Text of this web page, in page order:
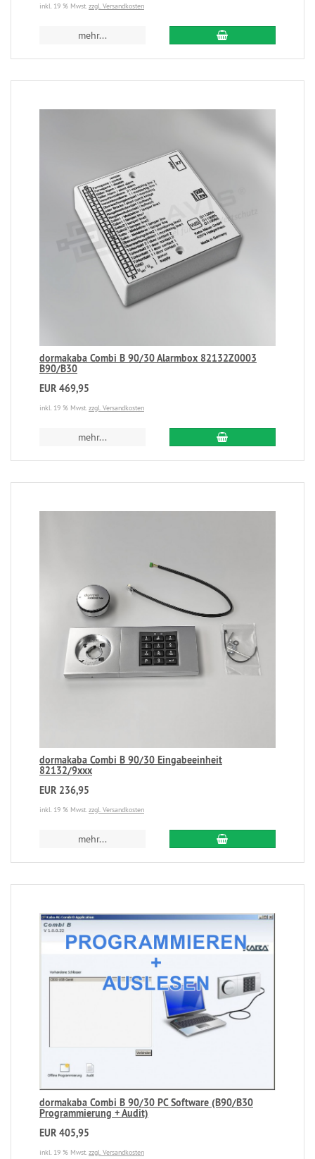
inkl. 19 % Mwst.zzgl. Versandkosten
mehr...
dormakaba Combi B 90/30 Alarmbox 82132Z0003
B90/B30
EUR 469,95
inkl. 19 % Mwst.zzgl. Versandkosten
mehr...
dormakaba Combi B 90/30 Eingabeeinheit
82132/9xxx
EUR 236,95
inkl. 19 % Mwst.zzgl. Versandkosten
mehr...
dormakaba Combi B 90/30 PC Software (B90/B30
Programmierung + Audit)
EUR 405,95
inkl. 19 % Mwst.zzgl. Versandkosten